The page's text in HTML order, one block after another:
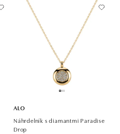
ALO
Náhrdelník s diamantmi Paradise
Drop